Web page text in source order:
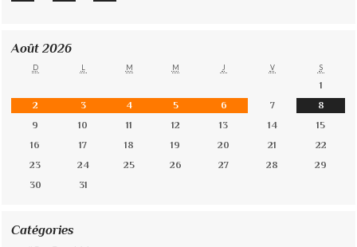
Août 2026
D L M M J V S
1
2
3 4 5 6 7
8
9
10 11 12 13 14
15
16
17 18 19 20 21
22
23
24 25 26 27 28
29
30
31
Catégories